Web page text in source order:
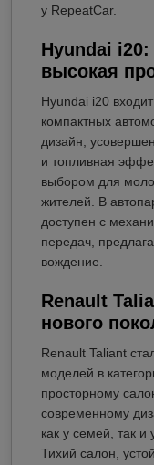
у RepeatCar.
Hyundai
высокая
Hyundai i20
компактных
дизайн,
и топливная
выбором для
жителей. В
доступен с
передач,
вождение.
Renault
нового
Renault Taliant
моделей в
просторному
современному
как у семей, так и
Тихий салон,